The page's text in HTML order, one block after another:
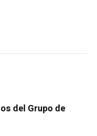
del Grupo de